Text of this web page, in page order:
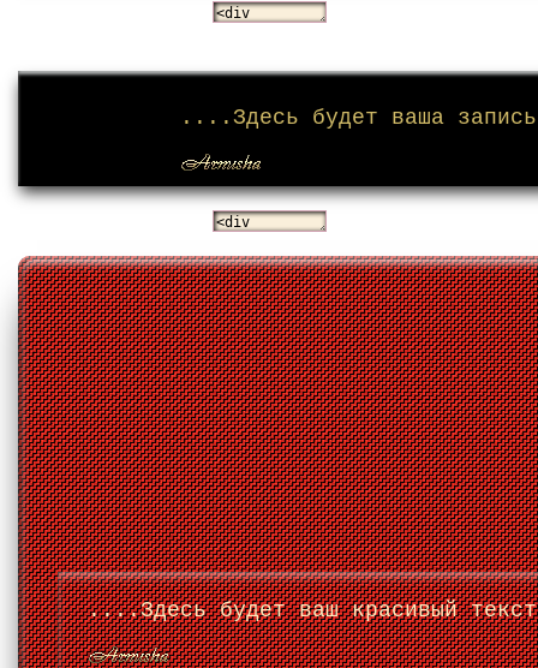
....Здесь будет ваша
....Здесь будет ваш красивый